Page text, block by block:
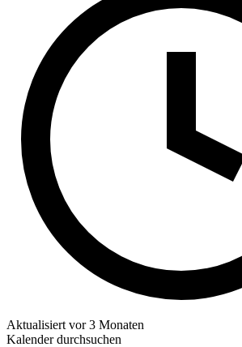
Aktualisiert vor 3 Monaten
Kalender durchsuchen